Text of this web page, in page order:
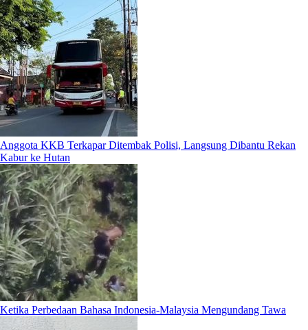
Anggota KKB Terkapar Ditembak Polisi, Langsung Dibantu Rekan
Kabur ke Hutan
Ketika Perbedaan Bahasa Indonesia-Malaysia Mengundang Tawa